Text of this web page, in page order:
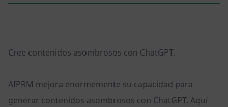
Cree contenidos asombrosos con ChatGPT.
AIPRM mejora enormemente su capacidad para
generar contenidos asombrosos con ChatGPT. Aquí